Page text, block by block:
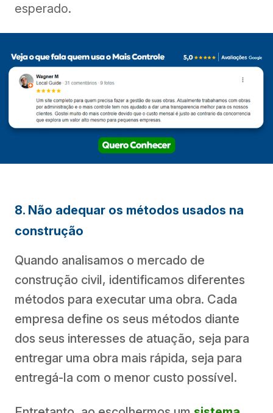
esperado.
8. Não adequar os métodos usados na
construção
Quando analisamos o mercado de
construção civil, identificamos diferentes
métodos para executar uma obra. Cada
empresa define os seus métodos diante
dos seus interesses de atuação, seja para
entregar uma obra mais rápida, seja para
entregá-la com o menor custo possível.